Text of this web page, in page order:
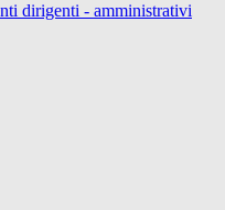
dirigenti - amministrativi